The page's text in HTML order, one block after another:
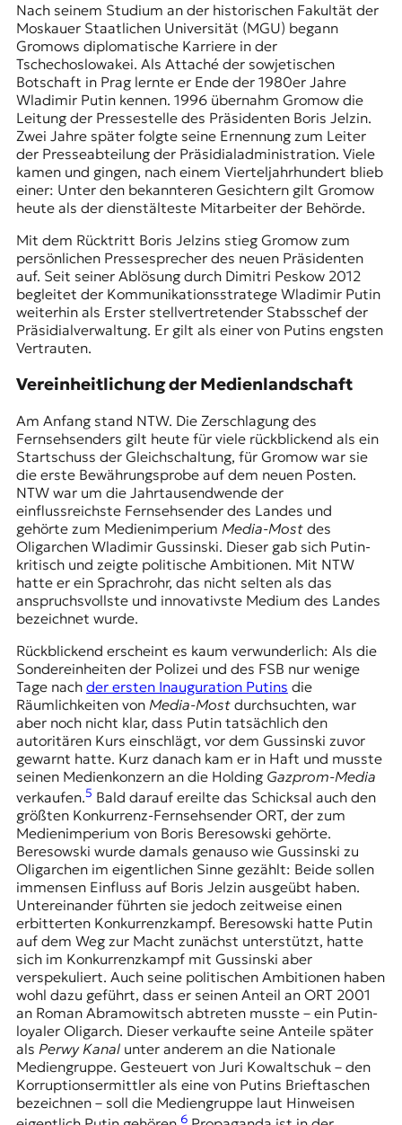
Nach seinem Studium an der historischen Fakultät der
Moskauer Staatlichen Universität (MGU) begann
Gromows diplomatische Karriere in der
Tschechoslowakei. Als Attaché der sowjetischen
Botschaft in Prag lernte er Ende der 1980er Jahre
Wladimir Putin kennen. 1996 übernahm Gromow die
Leitung der Pressestelle des Präsidenten Boris Jelzin.
Zwei Jahre später folgte seine Ernennung zum Leiter
der Presseabteilung der Präsidialadministration. Viele
kamen und gingen, nach einem Vierteljahrhundert blieb
einer: Unter den bekannteren Gesichtern gilt Gromow
heute als der dienstälteste Mitarbeiter der Behörde.
Mit dem Rücktritt Boris Jelzins stieg Gromow zum
persönlichen Pressesprecher des neuen Präsidenten
auf. Seit seiner Ablösung durch Dimitri Peskow 2012
begleitet der Kommunikationsstratege Wladimir Putin
weiterhin als Erster stellvertretender Stabsschef der
Präsidialverwaltung. Er gilt als einer von Putins engsten
Vertrauten.
Vereinheitlichung der Medienlandschaft
Am Anfang stand NTW. Die Zerschlagung des
Fernsehsenders gilt heute für viele rückblickend als ein
Startschuss der Gleichschaltung, für Gromow war sie
die erste Bewährungsprobe auf dem neuen Posten.
NTW war um die Jahrtausendwende der
einflussreichste Fernsehsender des Landes und
gehörte zum Medienimperium Media-Mostdes
Oligarchen Wladimir Gussinski. Dieser gab sich Putin-
kritisch und zeigte politische Ambitionen. Mit NTW
hatte er ein Sprachrohr, das nicht selten als das
anspruchsvollste und innovativste Medium des Landes
bezeichnet wurde.
Rückblickend erscheint es kaum verwunderlich: Als die
Sondereinheiten der Polizei und des FSB nur wenige
Tage nach der ersten Inauguration Putins die
Räumlichkeiten von Media-Mostdurchsuchten, war
aber noch nicht klar, dass Putin tatsächlich den
autoritären Kurs einschlägt, vor dem Gussinski zuvor
gewarnt hatte. Kurz danach kam er in Haft und musste
seinen Medienkonzern an die Holding Gazprom-Media
verkaufen.5 Bald darauf ereilte das Schicksal auch den
größten Konkurrenz-Fernsehsender ORT, der zum
Medienimperium von Boris Beresowski gehörte.
Beresowski wurde damals genauso wie Gussinski zu
Oligarchen im eigentlichen Sinne gezählt: Beide sollen
immensen Einfluss auf Boris Jelzin ausgeübt haben.
Untereinander führten sie jedoch zeitweise einen
erbitterten Konkurrenzkampf. Beresowski hatte Putin
auf dem Weg zur Macht zunächst unterstützt, hatte
sich im Konkurrenzkampf mit Gussinski aber
verspekuliert. Auch seine politischen Ambitionen haben
wohl dazu geführt, dass er seinen Anteil an ORT 2001
an Roman Abramowitsch abtreten musste – ein Putin-
loyaler Oligarch. Dieser verkaufte seine Anteile später
als Perwy Kanalunter anderem an die Nationale
Mediengruppe. Gesteuert von Juri Kowaltschuk – den
Korruptionsermittler als eine von Putins Brieftaschen
bezeichnen – soll die Mediengruppe laut Hinweisen
6